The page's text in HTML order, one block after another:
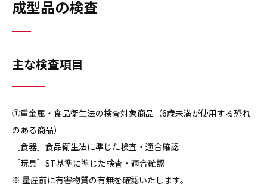
成型品の検査
主な検査項目
①重金属・食品衛生法の検査対象商品（6歳未満が使用する恐れ
のある商品）
［食器］食品衛生法に準じた検査・適合確認
［玩具］ST基準に準じた検査・適合確認
※ 量産前に有害物質の有無を確認いたします。